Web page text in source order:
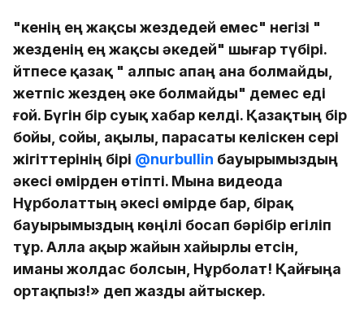
"Әкенің ең жақсы жездедей емес" негізі "
жезденің ең жақсы әкедей" шығар түбірі.
Әйтпесе қазақ " алпыс апаң ана болмайды,
жетпіс жездең әке болмайды" демес еді
ғой. Бүгін бір суық хабар келді. Қазақтың бір
бойы, сойы, ақылы, парасаты келіскен сері
жігіттерінің бірі @nurbullin бауырымыздың
әкесі өмірден өтіпті. Мына видеода
Нұрболаттың әкесі өмірде бар, бірақ
бауырымыздың көңілі босап бәрібір егіліп
тұр. Алла ақыр жайын хайырлы етсін,
иманы жолдас болсын, Нұрболат! Қайғыңа
ортақпыз!» деп жазды айтыскер.